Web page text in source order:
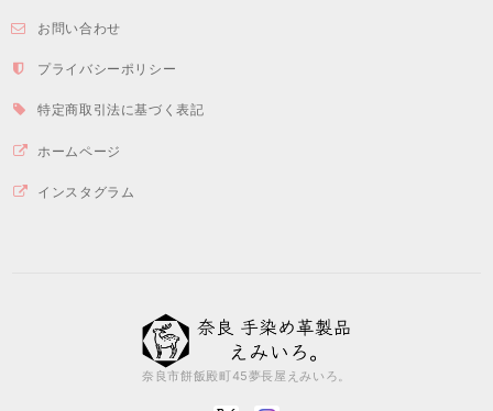
お問い合わせ
プライバシーポリシー
特定商取引法に基づく表記
ホームページ
インスタグラム
奈良市餅飯殿町45夢長屋えみいろ。